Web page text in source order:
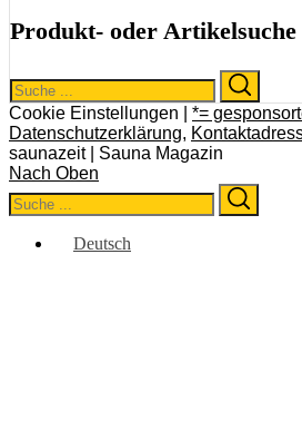
Produkt- oder Artikelsuche
Search
for:
Cookie Einstellungen | *=
Datenschutzerklärung,
saunazeit | Sauna Magazin
Nach Oben
Search
for:
Deutsch